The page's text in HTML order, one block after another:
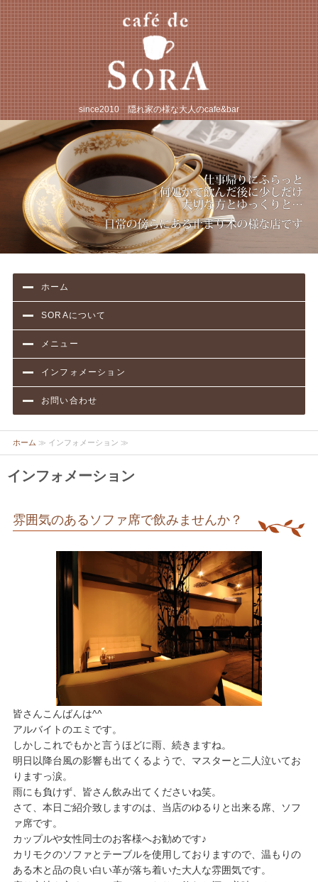
JR松戸駅から徒
since2010 隠れ家の様な大人のcafe&bar
ホーム
SORAについて
メニュー
インフォメーション
お問い合わせ
ホーム ≫ インフォメーション ≫
インフォメーション
雰囲気のあるソファ席で飲みませんか？
皆さんこんばんは^^
​アルバイトのエミです。
しかしこれでもかと言うほどに雨、続きますね。
​明日以降台風の影響も出てくるようで、マスターと二人泣いてお
りますっ涙。
​雨にも負けず、皆さん飲み出てくださいね笑。
​さて、本日ご紹介致しますのは、当店のゆるりと出来る席、ソフ
ァ席です。
​カップルや女性同士のお客様へお勧めです♪
​カリモクのソファとテーブルを使用しておりますので、温もりの
ある木と品の良い白い革が落ち着いた大人な雰囲気です。